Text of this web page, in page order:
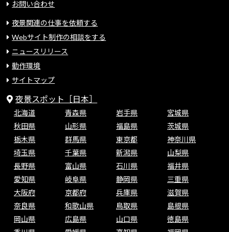
お問い合わせ
夜景関連の仕事を依頼する
Webサイト制作の相談をする
ニュースリリース
動作環境
サイトマップ
夜景スポット［日本］
北海道 青森県 岩手県
宮城県
秋田県
山形県 福島県
茨城県
栃木県
群馬県 東京都
神奈川県
埼玉県
千葉県 新潟県
山梨県
長野県
富山県 石川県
福井県
愛知県
岐阜県 静岡県
三重県
大阪府
京都府 兵庫県
滋賀県
奈良県
和歌山県 鳥取県
島根県
岡山県
広島県 山口県
徳島県